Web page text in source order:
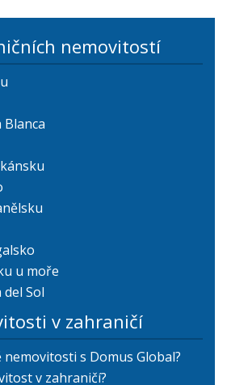
nemovitostí
u moře
Sol
v zahraničí
s Domus Global?
v zahraničí?